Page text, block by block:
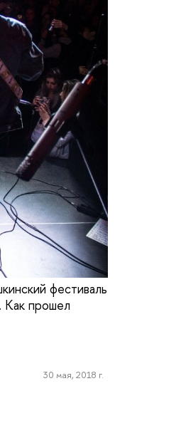
фестиваль
Как прошел
30 мая, 2018 г.